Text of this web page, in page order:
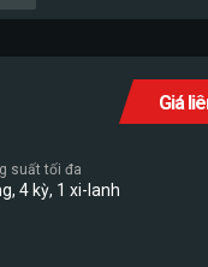
Giá
suất tối đa
4 kỳ, 1 xi-lanh